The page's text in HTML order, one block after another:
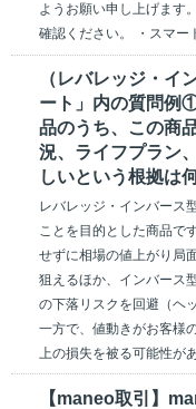
ようお願い申し上げます
確認ください。 ・スマー
（レバレッジ・イ
ート」内の質問例
品のうち、この商
況、ライフプラン
しいという根拠は何
レバレッジ・インバース
ことを目的とした商品で
せずに相場の値上がり局
狙えるほか、インバース
の下落リスクを回避（ヘ
一方で、値動きがお客様
上の損失を被る可能性が
【maneo取引】